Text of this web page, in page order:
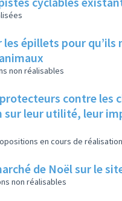
épillets pour
non réalisables
contre les
sur leur utilité, leur
en cours de réalisation
de Noël sur le
non réalisables